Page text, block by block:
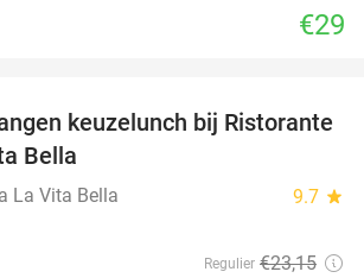
€29
41%
keuzelunch bij Ristorante
Bella
La Vita Bella 9.7 star
Regulier €23,15